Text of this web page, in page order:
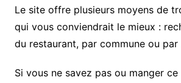
Le site offre plusieurs moyens de
qui vous conviendrait le mieux :
du restaurant, par commune ou
Si vous ne savez pas ou manger